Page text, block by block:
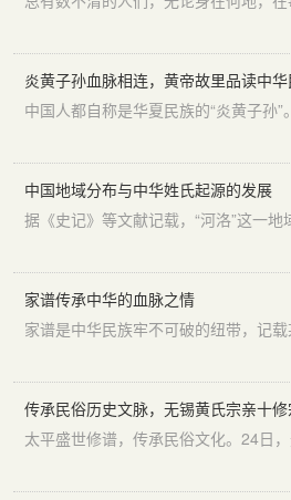
炎黄子孙血脉相连，黄帝故里品读中
中国地域分布与中华姓氏起源的发展
家谱传承中华的血脉之情
传承民俗历史文脉，无锡黄氏宗亲十修